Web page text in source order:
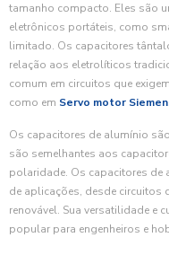
tamanho compacto. Eles são
eletrônicos portáteis, como
limitado. Os capacitores
relação aos eletrolíticos
comum em circuitos que
como em Servo motor
Os capacitores de alumínio
são semelhantes aos
polaridade. Os capacitores de
de aplicações, desde circuitos
renovável. Sua versatilidade e
popular para engenheiros e